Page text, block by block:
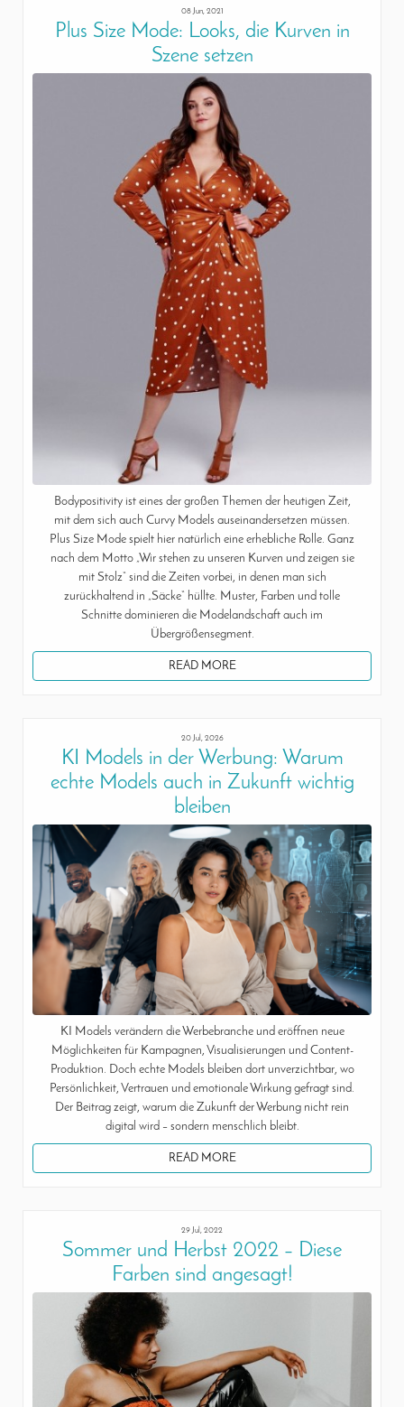
08 Jun, 2021
Plus Size Mode: Looks, die Kurven in
Szene setzen
Bodypositivity ist eines der großen Themen der heutigen Zeit,
mit dem sich auch Curvy Models auseinandersetzen müssen.
Plus Size Mode spielt hier natürlich eine erhebliche Rolle. Ganz
nach dem Motto „Wir stehen zu unseren Kurven und zeigen sie
mit Stolz“ sind die Zeiten vorbei, in denen man sich
zurückhaltend in „Säcke“ hüllte. Muster, Farben und tolle
Schnitte dominieren die Modelandschaft auch im
Übergrößensegment.
READ MORE
20 Jul, 2026
KI Models in der Werbung: Warum
echte Models auch in Zukunft wichtig
bleiben
KI Models verändern die Werbebranche und eröffnen neue
Möglichkeiten für Kampagnen, Visualisierungen und Content-
Produktion. Doch echte Models bleiben dort unverzichtbar, wo
Persönlichkeit, Vertrauen und emotionale Wirkung gefragt sind.
Der Beitrag zeigt, warum die Zukunft der Werbung nicht rein
digital wird – sondern menschlich bleibt.
READ MORE
29 Jul, 2022
Sommer und Herbst 2022 – Diese
Farben sind angesagt!